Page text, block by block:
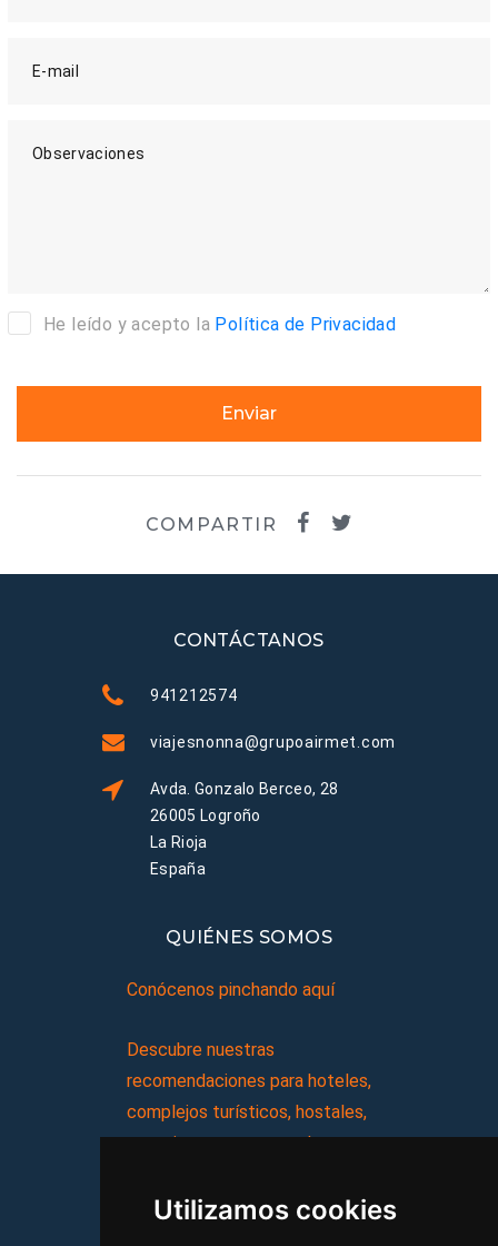
Utilizamos cookies
E-mail
Observaciones
He leído y acepto la Política de Privacidad
Enviar
COMPARTIR
CONTÁCTANOS
941212574
viajesnonna@grupoairmet.com
Avda. Gonzalo Berceo, 28
26005 Logroño
La Rioja
España
QUIÉNES SOMOS
Conócenos pinchando aquí
Descubre nuestras
recomendaciones para hoteles,
complejos turísticos, hostales,
vacaciones, paquetes de